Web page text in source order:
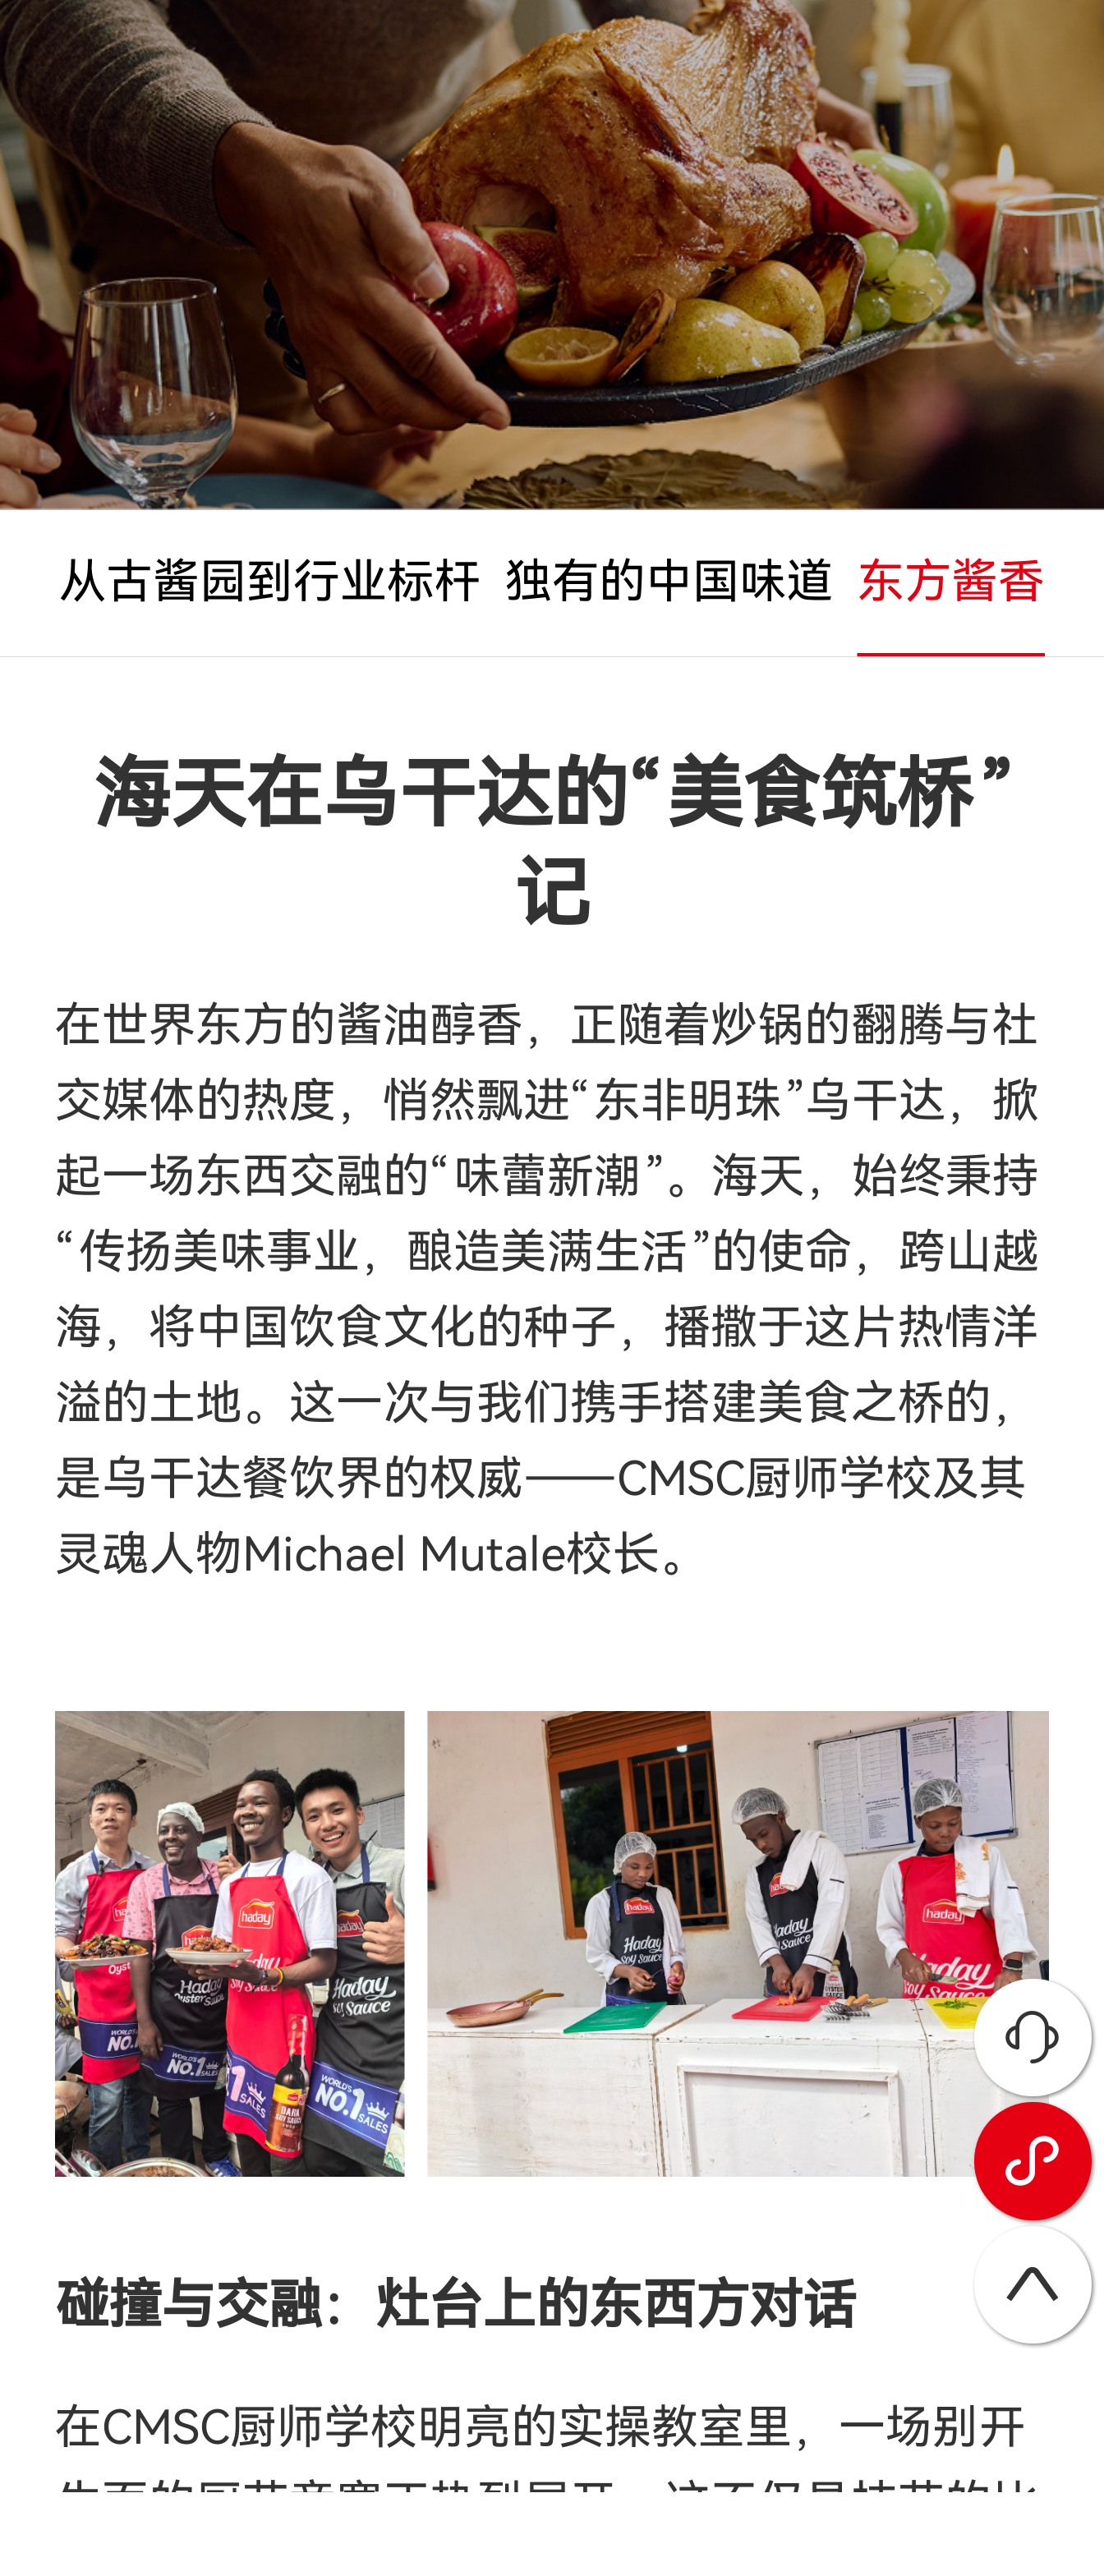
从古酱园到行业标杆 独有的中国味道 东方酱香
海天在乌干达的“美食筑桥”
记
在世界东方的酱油醇香，正随着炒锅的翻腾与社
交媒体的热度，悄然飘进“东非明珠”乌干达，掀
起一场东西交融的“味蕾新潮”。海天，始终秉持
“传扬美味事业，酿造美满生活”的使命，跨山越
海，将中国饮食文化的种子，播撒于这片热情洋
溢的土地。这一次与我们携手搭建美食之桥的，
是乌干达餐饮界的权威——CMSC厨师学校及其
灵魂人物Michael Mutale校长。
碰撞与交融：灶台上的东西方对话
在CMSC厨师学校明亮的实操教室里，一场别开
生面的厨艺竞赛正热烈展开。这不仅是技艺的比